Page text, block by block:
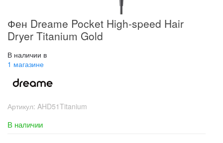
Фен Dreame Pocket High-speed Hair
Dryer Titanium Gold
В наличии в
1 магазине
Артикул: AHD51Titanium
В наличии